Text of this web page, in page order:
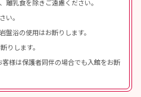
離乳食を除きご遠慮ください。
い。
盤浴の使用はお断りします。
りします。
様は保護者同伴の場合でも入館をお断